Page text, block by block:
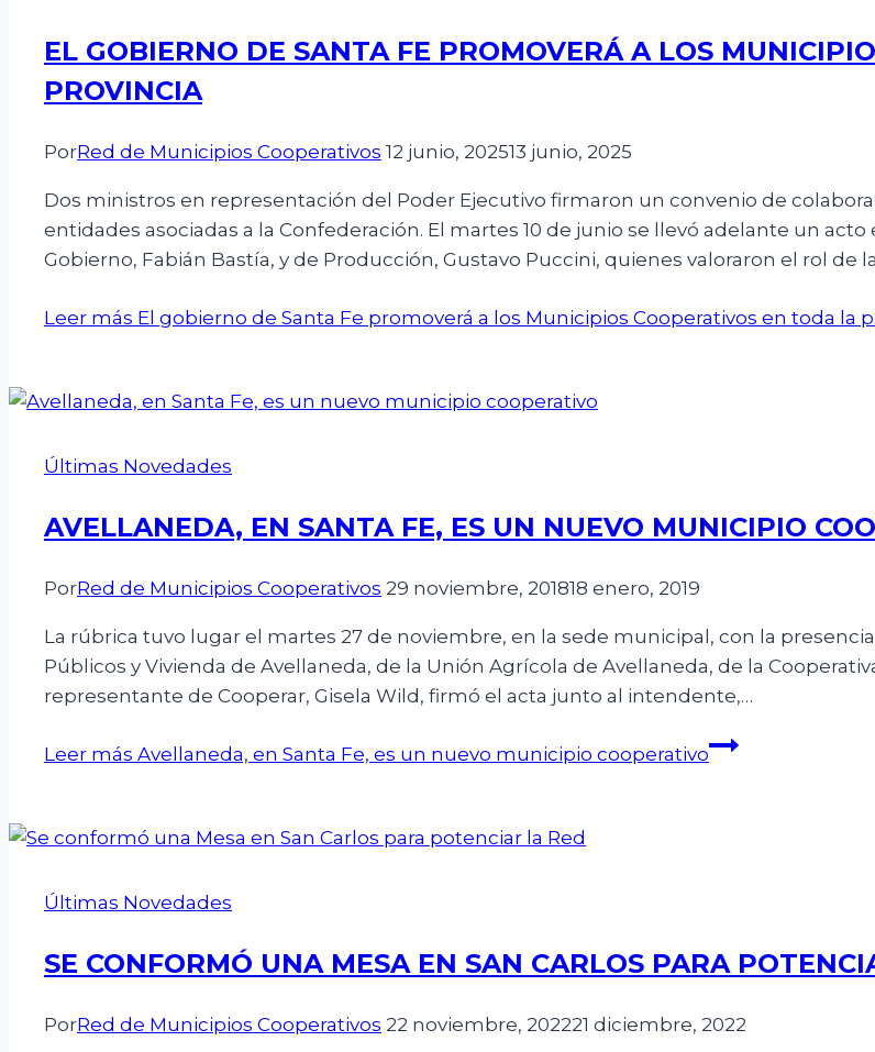
EL GOBIERNO DE SANTA FE PROMOVERÁ A LOS
PROVINCIA
PorRed de Municipios Cooperativos 12 junio, 202513 junio, 2025
Dos ministros en representación del Poder Ejecutivo firmaron un convenio de
entidades asociadas a la Confederación. El martes 10 de junio se llevó adelante un
Gobierno, Fabián Bastía, y de Producción, Gustavo Puccini, quienes valoraron el rol de
Leer más El gobierno de Santa Fe promoverá a los Municipios Cooperativos en toda la
Últimas Novedades
AVELLANEDA, EN SANTA FE, ES UN NUEVO MUNICIPIO
PorRed de Municipios Cooperativos 29 noviembre, 201818 enero, 2019
La rúbrica tuvo lugar el martes 27 de noviembre, en la sede municipal, con la
Públicos y Vivienda de Avellaneda, de la Unión Agrícola de Avellaneda, de la
representante de Cooperar, Gisela Wild, firmó el acta junto al intendente,…
Leer más Avellaneda, en Santa Fe, es un nuevo municipio cooperativo
Últimas Novedades
SE CONFORMÓ UNA MESA EN SAN CARLOS PARA
PorRed de Municipios Cooperativos 22 noviembre, 202221 diciembre, 2022